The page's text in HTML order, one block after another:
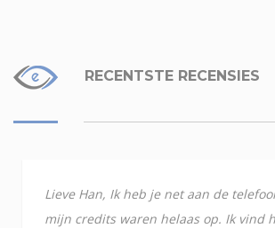
RECENTSTE RECENSIES
Lieve Han, Ik heb je net aan de
mijn credits waren helaas op. Ik vind